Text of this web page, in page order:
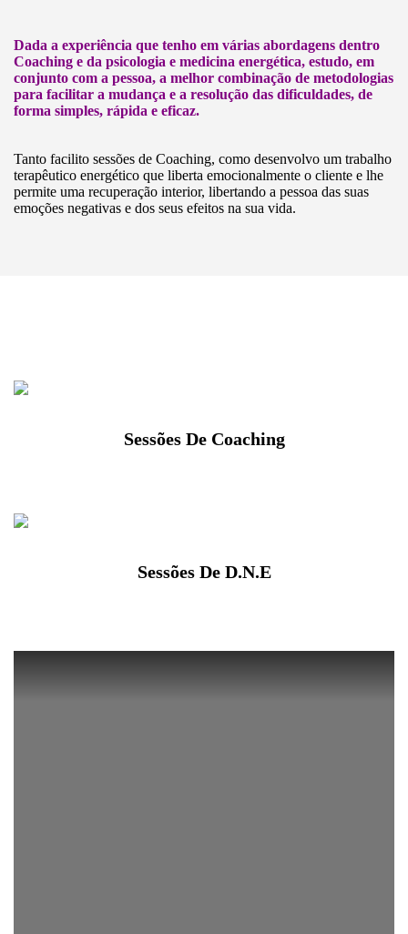
Dada a experiência que tenho em várias abordagens dentro
Coaching e da psicologia e medicina energética, estudo, em
conjunto com a pessoa, a melhor combinação de metodologias
para facilitar a mudança e a resolução das dificuldades, de
forma simples, rápida e eficaz.
Tanto facilito sessões de Coaching, como desenvolvo um trabalho
terapêutico energético que liberta emocionalmente o cliente e lhe
permite uma recuperação interior, libertando a pessoa das suas
emoções negativas e dos seus efeitos na sua vida.
Sessões De Coaching
Sessões De D.N.E